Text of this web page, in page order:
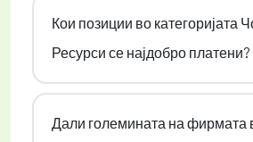
Кои позиции во категоријата
Ресурси се најдобро платени?
Дали големината на фирмата